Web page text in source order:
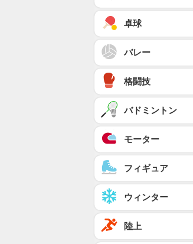
卓球
バレー
格闘技
バドミントン
モーター
フィギュア
ウィンター
陸上